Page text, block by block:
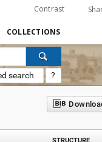
Contrast
COLLECTIONS
search ?
STRUCTURE